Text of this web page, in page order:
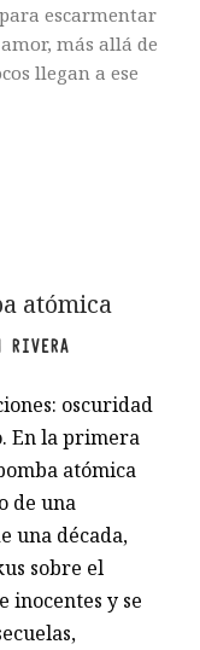
escarmentar
más allá de
llegan a ese
atómica
RIVERA
oscuridad
En la primera
atómica
de una
una década,
sobre el
inocentes y se